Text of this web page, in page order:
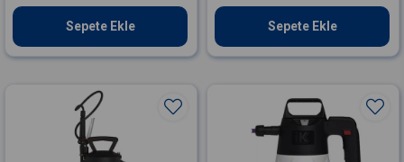
Sepete Ekle Sepete Ekle